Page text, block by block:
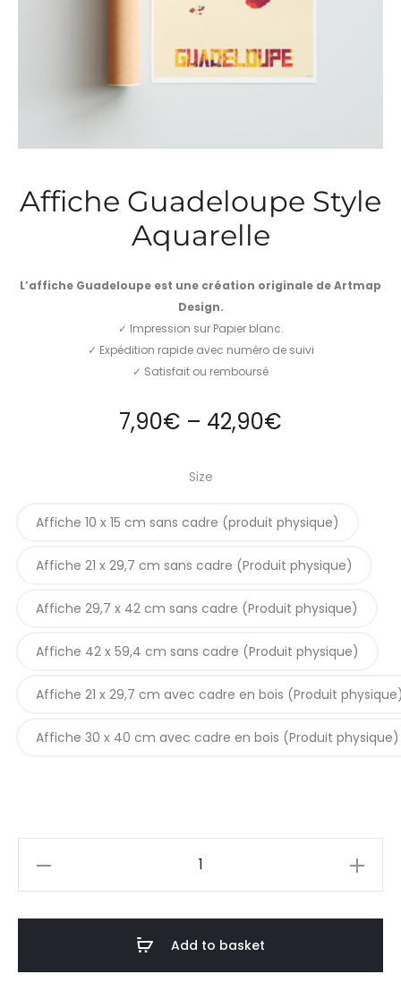
Affiche Guadeloupe Style
Aquarelle
L’affiche Guadeloupe est une création originale de Artmap
Design.
✓ Impression sur Papier blanc.
✓ Expédition rapide avec numéro de suivi
✓ Satisfait ou remboursé
7,90€ – 42,90€
Size
Affiche 10 x 15 cm sans cadre (produit physique)
Affiche 21 x 29,7 cm sans cadre (Produit physique)
Affiche 29,7 x 42 cm sans cadre (Produit physique)
Affiche 42 x 59,4 cm sans cadre (Produit physique)
Affiche 21 x 29,7 cm avec cadre en bois (Produit
Affiche 30 x 40 cm avec cadre en bois (Produit physique)
Add to basket